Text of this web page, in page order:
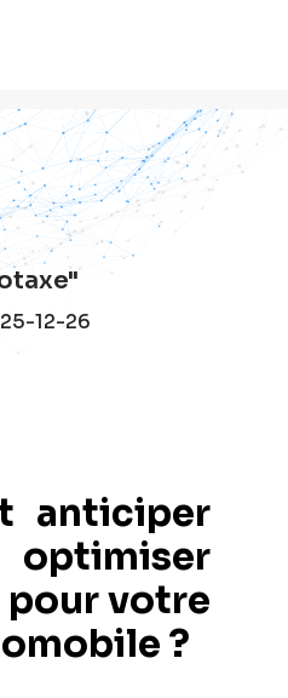
12-26
anticiper
votre
?